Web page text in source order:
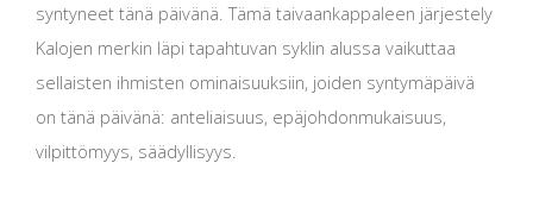
syntyneet tänä päivänä. Tämä taivaankappaleen järjestely
Kalojen merkin läpi tapahtuvan syklin alussa vaikuttaa
sellaisten ihmisten ominaisuuksiin, joiden syntymäpäivä
on tänä päivänä: anteliaisuus, epäjohdonmukaisuus,
vilpittömyys, säädyllisyys.